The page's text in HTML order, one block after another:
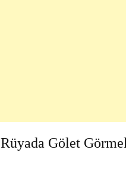
Rüyada Gölet